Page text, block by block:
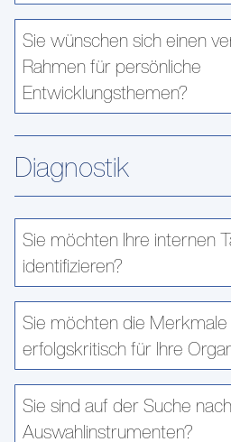
Sie wünschen sich einen
Rahmen für persönliche
Entwicklungsthemen?
Diagnostik
Sie möchten Ihre internen
identifizieren?
Sie möchten die
erfolgskritisch für Ihre
Sie sind auf der Suche
Auswahlinstrumenten?